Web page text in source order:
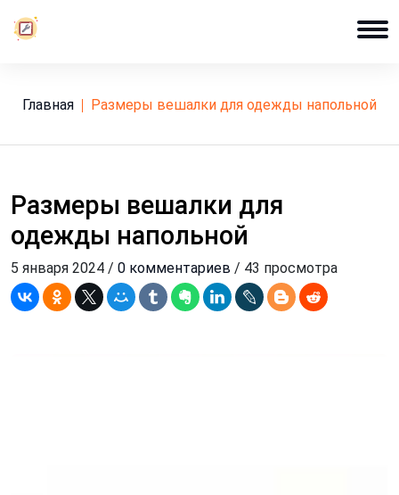
Главная размеры вешалки для одежды напольной
Размеры вешалки для
одежды напольной
5 января 2024 / 0 комментариев / 43 просмотра